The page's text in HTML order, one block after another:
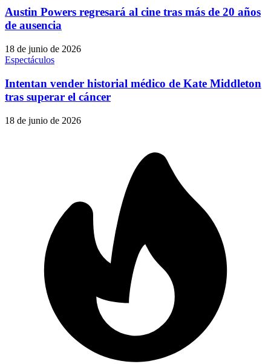
Austin Powers regresará al cine tras más de 20 años
de ausencia
18 de junio de 2026
Espectáculos
Intentan vender historial médico de Kate Middleton
tras superar el cáncer
18 de junio de 2026